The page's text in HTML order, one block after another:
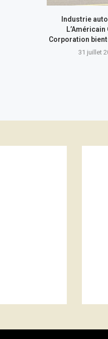
Industrie
L’Américain
Corporation
31 juillet